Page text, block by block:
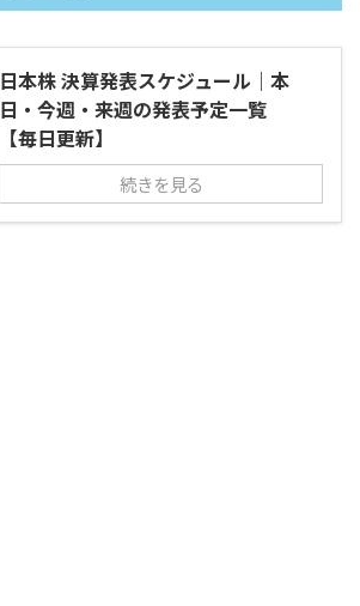
日本株 決算発表スケジュール｜本
日・今週・来週の発表予定一覧
【毎日更新】
続きを見る